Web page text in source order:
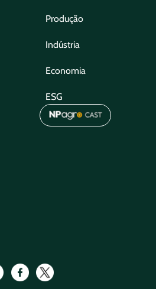
Produção
Indústria
Economia
ESG